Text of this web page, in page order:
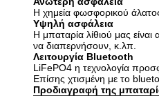
Η χημεία φωσφορικού
Υψηλή ασφάλεια
Η μπαταρία λίθιού μας
να διαπερνήσουν, κ.λπ.
Λειτουργία Bluetooth
LiFePO4 η τεχνολογία
Επίσης χτισμένη με το
Προδιαγραφή της